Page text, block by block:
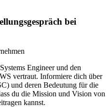
bei
Engineer und den
vertraut. Informiere dich über
und deren Bedeutung für die
du die Mission und Vision von
kannst.